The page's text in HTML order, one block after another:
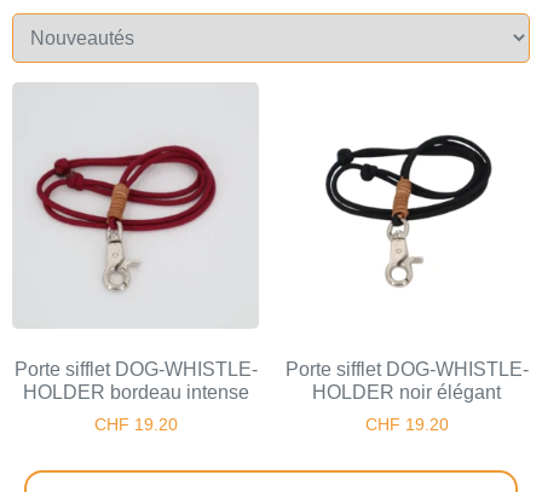
Porte sifflet DOG-WHISTLE-
HOLDER bordeau intense
CHF 19.20
Porte sifflet DOG-WHISTLE-
HOLDER noir élégant
CHF 19.20